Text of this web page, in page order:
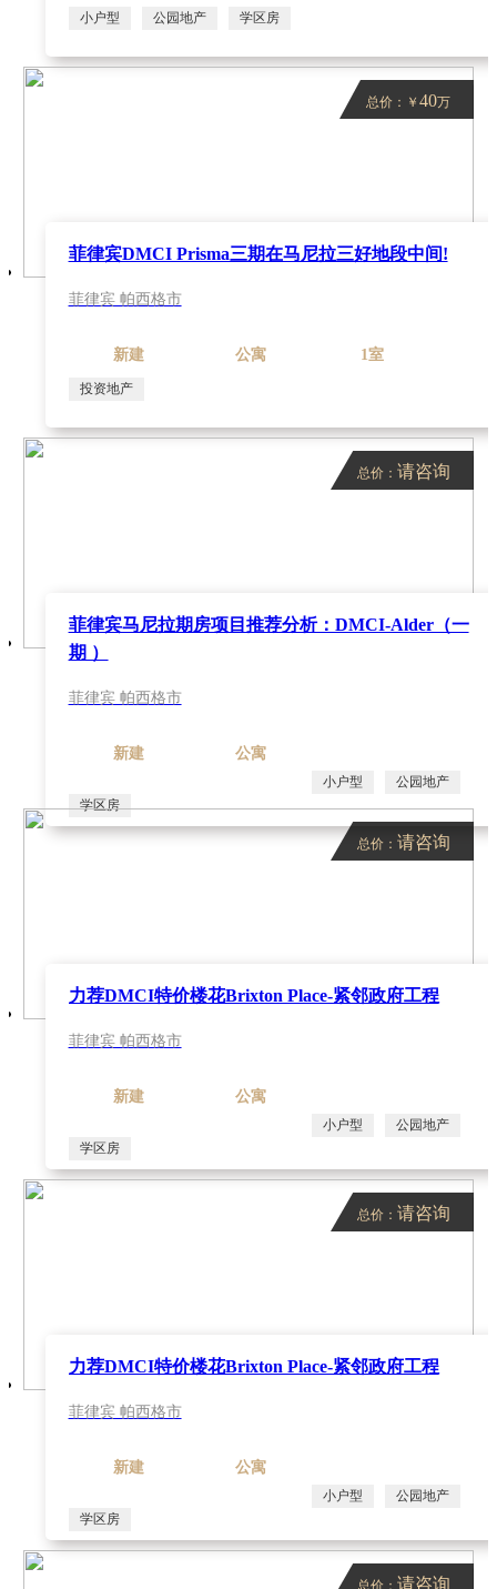
小户型 公园地产 学区房
总价：￥ 40万
菲律宾DMCI Prisma三期在马尼拉三好地段中间!
菲律宾 帕西格市
新建 公寓 1室
投资地产
总价： 请咨询
菲律宾马尼拉期房项目推荐分析：DMCI-Alder（一
期 ）
菲律宾 帕西格市
新建 公寓
小户型
公园地产
学区房
总价： 请咨询
力荐DMCI特价楼花Brixton Place-紧邻政府工程
菲律宾 帕西格市
新建 公寓
小户型
公园地产
学区房
总价： 请咨询
力荐DMCI特价楼花Brixton Place-紧邻政府工程
菲律宾 帕西格市
新建 公寓
小户型
公园地产
学区房
总价： 请咨询